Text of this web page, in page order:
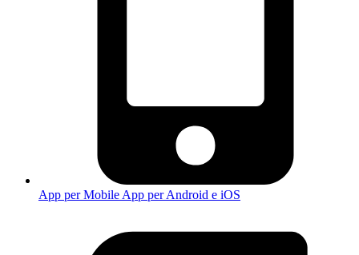
App per Mobile App per Android e iOS